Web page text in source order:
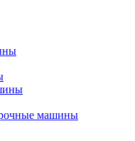
машины